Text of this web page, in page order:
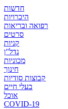
חדשות
היכרויות
רפואה ובריאות
סרטים
קניות
נדל"ן
מכוניות
חינוך
קבוצות סודיות
בעלי חיים
אוכל
COVID-19